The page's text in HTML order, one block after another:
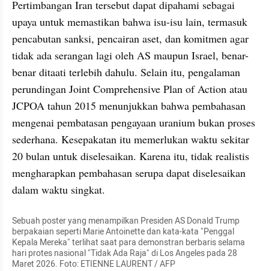
Pertimbangan Iran tersebut dapat dipahami sebagai
upaya untuk memastikan bahwa isu-isu lain, termasuk
pencabutan sanksi, pencairan aset, dan komitmen agar
tidak ada serangan lagi oleh AS maupun Israel, benar-
benar ditaati terlebih dahulu. Selain itu, pengalaman
perundingan Joint Comprehensive Plan of Action atau
JCPOA tahun 2015 menunjukkan bahwa pembahasan
mengenai pembatasan pengayaan uranium bukan proses
sederhana. Kesepakatan itu memerlukan waktu sekitar
20 bulan untuk diselesaikan. Karena itu, tidak realistis
mengharapkan pembahasan serupa dapat diselesaikan
dalam waktu singkat.
Sebuah poster yang menampilkan Presiden AS Donald Trump
berpakaian seperti Marie Antoinette dan kata-kata "Penggal
Kepala Mereka" terlihat saat para demonstran berbaris selama
hari protes nasional "Tidak Ada Raja" di Los Angeles pada 28
Maret 2026. Foto: ETIENNE LAURENT / AFP